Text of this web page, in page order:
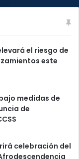
el riesgo de
este
medidas de
de
celebración del